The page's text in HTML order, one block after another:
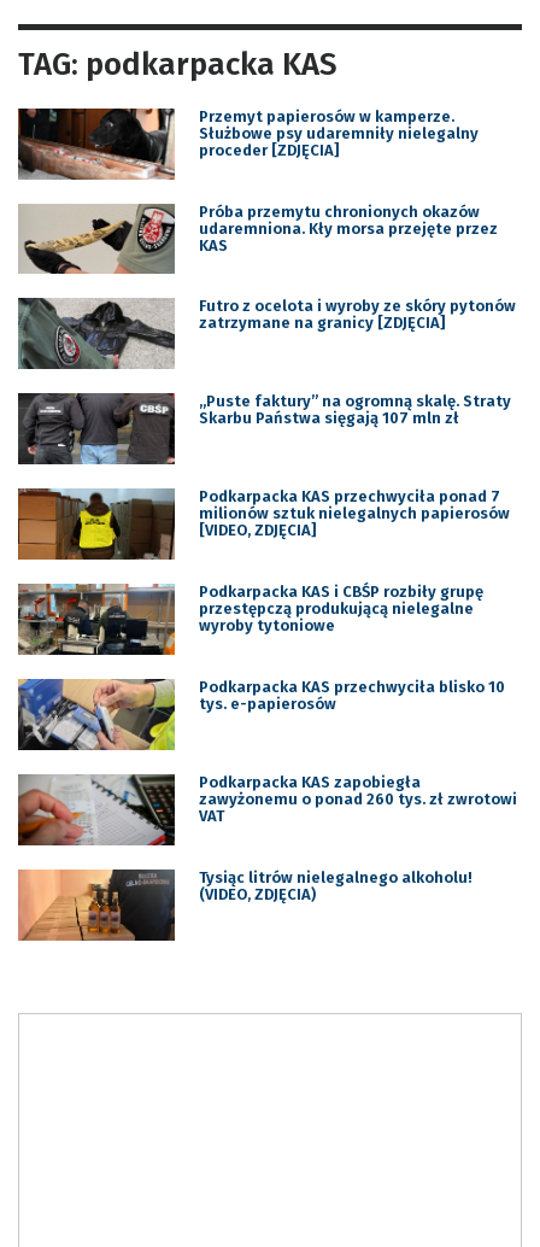
TAG: podkarpacka KAS
Przemyt papierosów w kamperze.
Służbowe psy udaremniły nielegalny
proceder [ZDJĘCIA]
Próba przemytu chronionych okazów
udaremniona. Kły morsa przejęte przez
KAS
Futro z ocelota i wyroby ze skóry pytonów
zatrzymane na granicy [ZDJĘCIA]
„Puste faktury” na ogromną skalę. Straty
Skarbu Państwa sięgają 107 mln zł
Podkarpacka KAS przechwyciła ponad 7
milionów sztuk nielegalnych papierosów
[VIDEO, ZDJĘCIA]
Podkarpacka KAS i CBŚP rozbiły grupę
przestępczą produkującą nielegalne
wyroby tytoniowe
Podkarpacka KAS przechwyciła blisko 10
tys. e-papierosów
Podkarpacka KAS zapobiegła
zawyżonemu o ponad 260 tys. zł zwrotowi
VAT
Tysiąc litrów nielegalnego alkoholu!
(VIDEO, ZDJĘCIA)